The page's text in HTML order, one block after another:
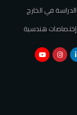
الدراسة في الخارج
إختصاصات هندسية